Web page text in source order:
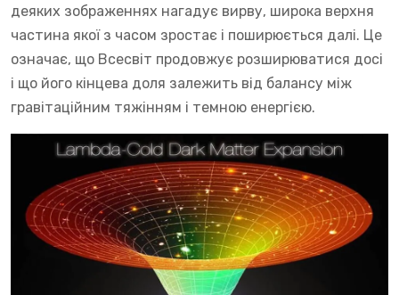
деяких зображеннях нагадує вирву, широка верхня
частина якої з часом зростає і поширюється далі. Це
означає, що Всесвіт продовжує розширюватися досі
і що його кінцева доля залежить від балансу між
гравітаційним тяжінням і темною енергією.